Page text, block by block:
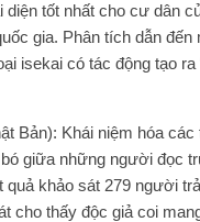
tốt nhất cho cư dân
gia. Phân tích dẫn
isekai có tác động tạo
Bản): Khái niệm hóa
giữa những người đọc
khảo sát 279 người
cho thấy độc giả coi